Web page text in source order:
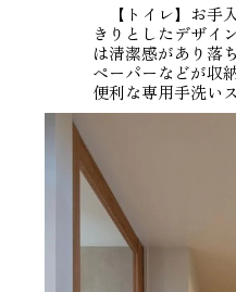
【トイレ】お手
きりとしたデザイ
は清潔感があり落
ペーパーなどが収
便利な専用手洗い